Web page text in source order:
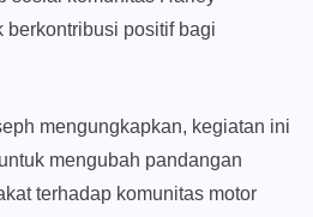
berkontribusi positif bagi
mengungkapkan, kegiatan ini
mengubah pandangan
terhadap komunitas motor